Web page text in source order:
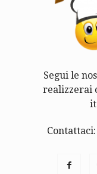
Segui le
realizzerai
Contattaci: